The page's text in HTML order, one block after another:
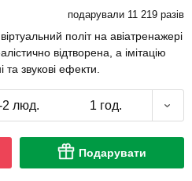
подарували 11 219 разів
політ на авіатренажері
відтворена, а імітацію
звукові ефекти.
2 люд. 1 год.
Подарувати